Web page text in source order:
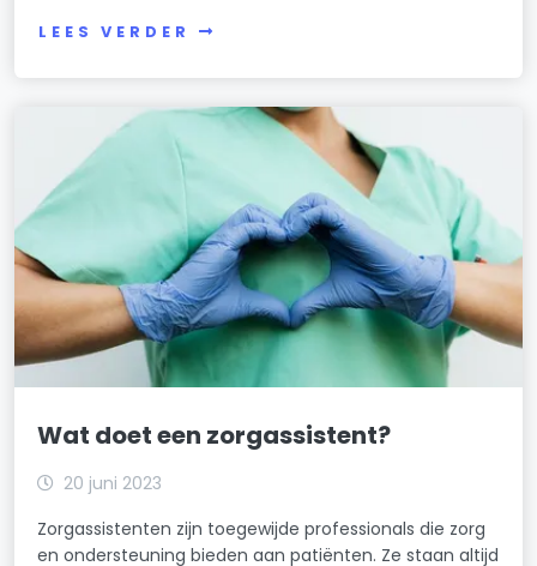
LEES VERDER
Wat doet een zorgassistent?
20 juni 2023
Zorgassistenten zijn toegewijde professionals die zorg
en ondersteuning bieden aan patiënten. Ze staan altijd